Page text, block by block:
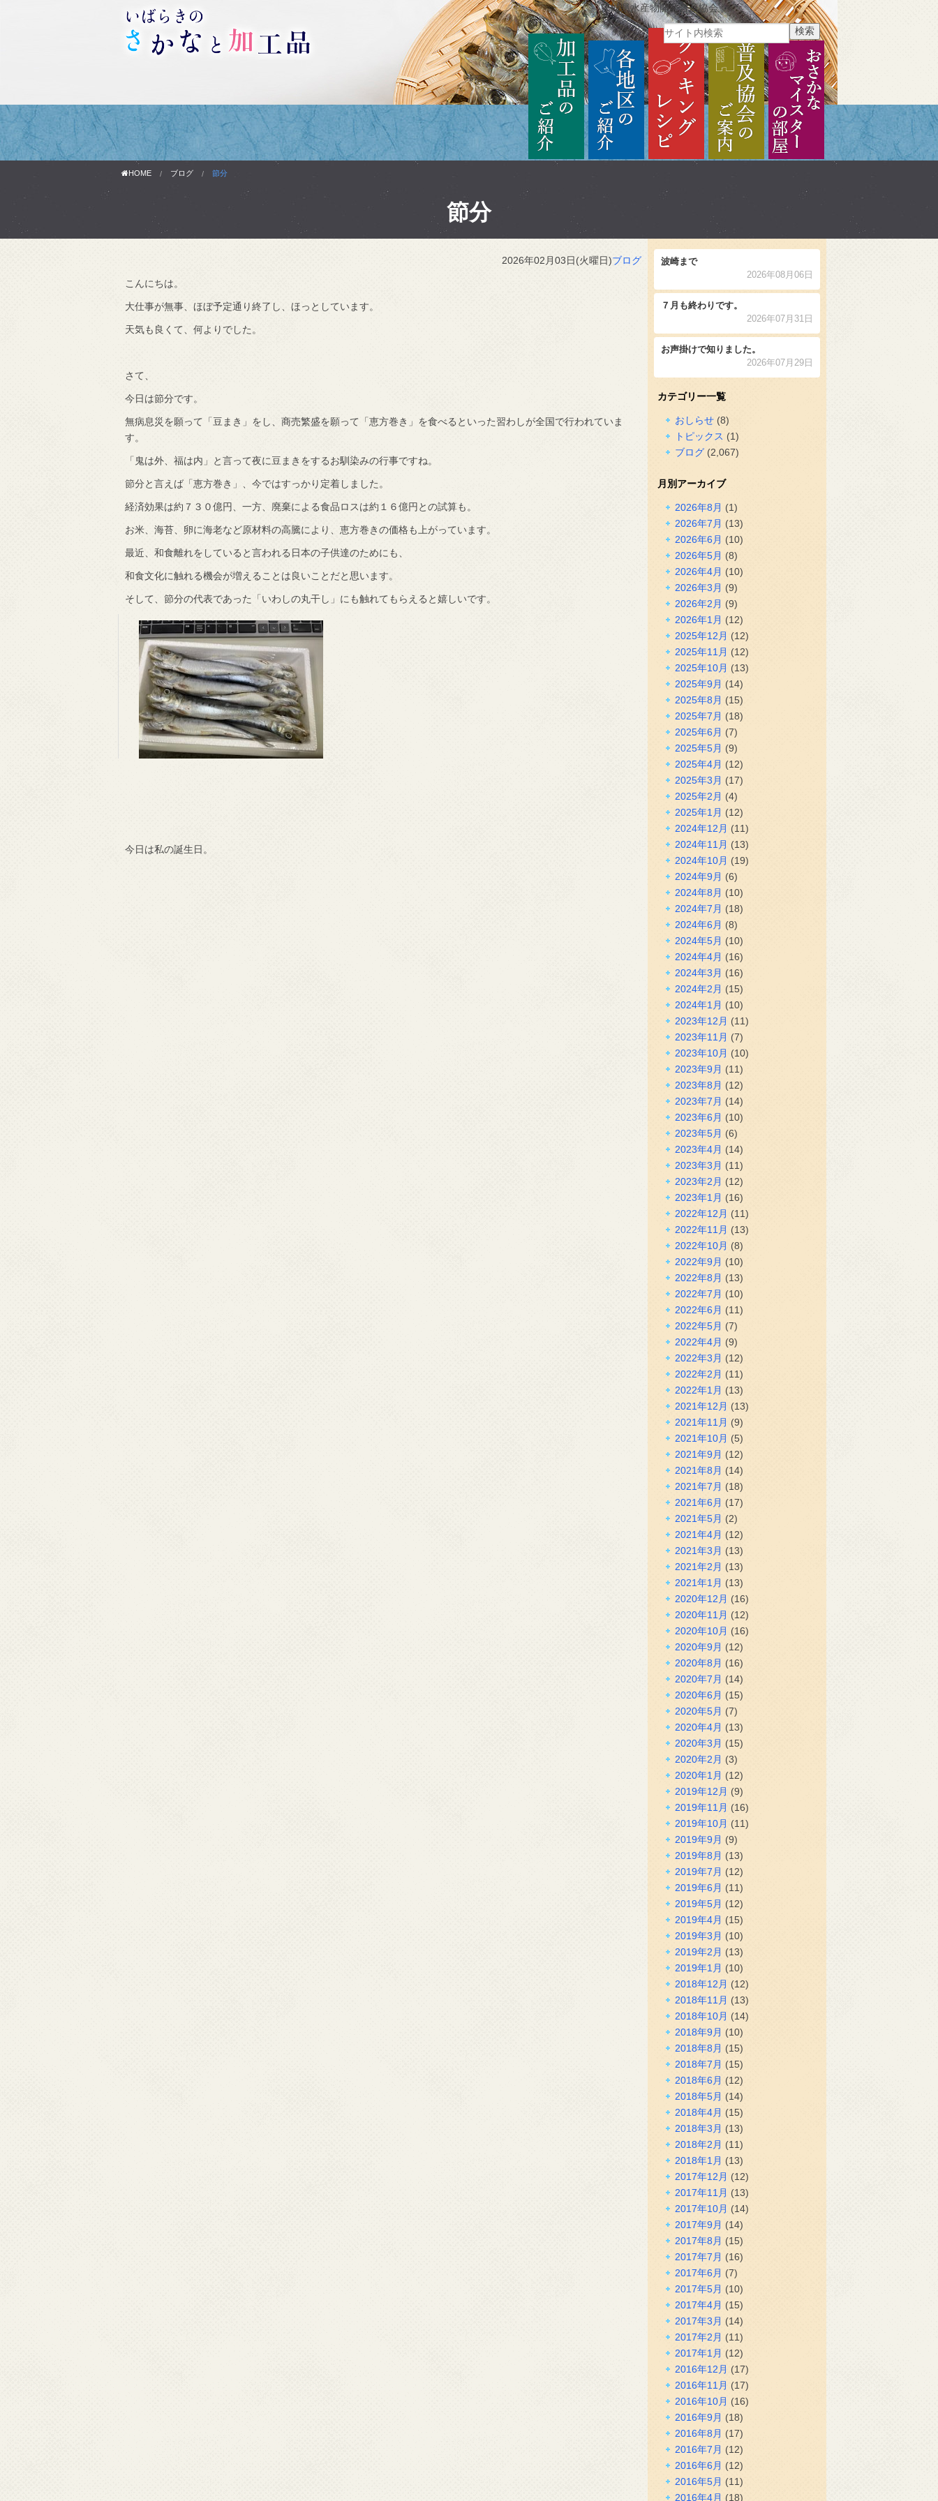
茨城県水産物開発普及協会
おさかなマイスターの部
普及協会のご案内
クッキングレシピ
各地区のご紹介
加工品のご紹介
HOME ブログ 節分
節分
2026年02月03日(火曜日)ブログ
こんにちは。
大仕事が無事、ほぼ予定通り終了し、ほっとしています。
天気も良くて、何よりでした。
さて、
今日は節分です。
無病息災を願って「豆まき」をし、商売繁盛を願って「恵方巻き」を食べるといった習わしが全国で行われていま
す。
「鬼は外、福は内」と言って夜に豆まきをするお馴染みの行事ですね。
節分と言えば「恵方巻き」、今ではすっかり定着しました。
経済効果は約７３０億円、一方、廃棄による食品ロスは約１６億円との試算も。
お米、海苔、卵に海老など原材料の高騰により、恵方巻きの価格も上がっています。
最近、和食離れをしていると言われる日本の子供達のためにも、
和食文化に触れる機会が増えることは良いことだと思います。
そして、節分の代表であった「いわしの丸干し」にも触れてもらえると嬉しいです。
今日は私の誕生日。
波崎まで
2026年08月06日
７月も終わりです。
2026年07月31日
お声掛けで知りました。
2026年07月29日
カテゴリー一覧
おしらせ(8)
トピックス (1)
ブログ(2,067)
月別アーカイブ
2026年8月 (1)
2026年7月 (13)
2026年6月 (10)
2026年5月 (8)
2026年4月 (10)
2026年3月 (9)
2026年2月 (9)
2026年1月 (12)
2025年12月 (12)
2025年11月 (12)
2025年10月 (13)
2025年9月 (14)
2025年8月 (15)
2025年7月 (18)
2025年6月 (7)
2025年5月 (9)
2025年4月 (12)
2025年3月 (17)
2025年2月 (4)
2025年1月 (12)
2024年12月 (11)
2024年11月 (13)
2024年10月 (19)
2024年9月 (6)
2024年8月 (10)
2024年7月 (18)
2024年6月 (8)
2024年5月 (10)
2024年4月 (16)
2024年3月 (16)
2024年2月 (15)
2024年1月 (10)
2023年12月 (11)
2023年11月 (7)
2023年10月 (10)
2023年9月 (11)
2023年8月 (12)
2023年7月 (14)
2023年6月 (10)
2023年5月 (6)
2023年4月 (14)
2023年3月 (11)
2023年2月 (12)
2023年1月 (16)
2022年12月 (11)
2022年11月 (13)
2022年10月 (8)
2022年9月 (10)
2022年8月 (13)
2022年7月 (10)
2022年6月 (11)
2022年5月 (7)
2022年4月 (9)
2022年3月 (12)
2022年2月 (11)
2022年1月 (13)
2021年12月 (13)
2021年11月 (9)
2021年10月 (5)
2021年9月 (12)
2021年8月 (14)
2021年7月 (18)
2021年6月 (17)
2021年5月 (2)
2021年4月 (12)
2021年3月 (13)
2021年2月 (13)
2021年1月 (13)
2020年12月 (16)
2020年11月 (12)
2020年10月 (16)
2020年9月 (12)
2020年8月 (16)
2020年7月 (14)
2020年6月 (15)
2020年5月 (7)
2020年4月 (13)
2020年3月 (15)
2020年2月 (3)
2020年1月 (12)
2019年12月 (9)
2019年11月 (16)
2019年10月 (11)
2019年9月 (9)
2019年8月 (13)
2019年7月 (12)
2019年6月 (11)
2019年5月 (12)
2019年4月 (15)
2019年3月 (10)
2019年2月 (13)
2019年1月 (10)
2018年12月 (12)
2018年11月 (13)
2018年10月 (14)
2018年9月 (10)
2018年8月 (15)
2018年7月 (15)
2018年6月 (12)
2018年5月 (14)
2018年4月 (15)
2018年3月 (13)
2018年2月 (11)
2018年1月 (13)
2017年12月 (12)
2017年11月 (13)
2017年10月 (14)
2017年9月 (14)
2017年8月 (15)
2017年7月 (16)
2017年6月 (7)
2017年5月 (10)
2017年4月 (15)
2017年3月 (14)
2017年2月 (11)
2017年1月 (12)
2016年12月 (17)
2016年11月 (17)
2016年10月 (16)
2016年9月 (18)
2016年8月 (17)
2016年7月 (12)
2016年6月 (12)
2016年5月 (11)
2016年4月 (18)